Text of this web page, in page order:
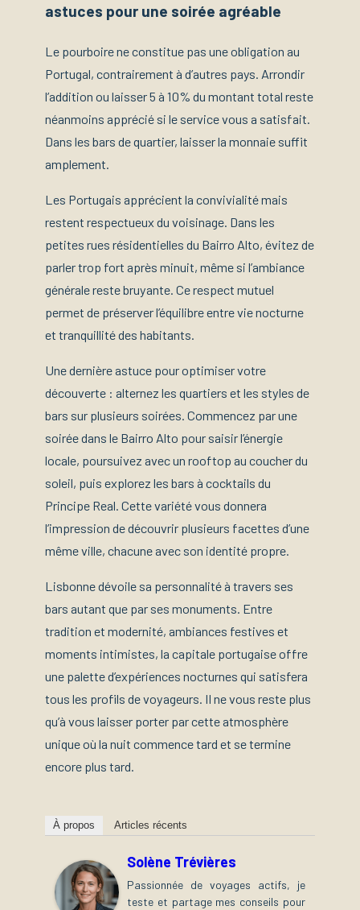
astuces pour une soirée agréable
Le pourboire ne constitue pas une obligation au
Portugal, contrairement à d’autres pays. Arrondir
l’addition ou laisser 5 à 10% du montant total reste
néanmoins apprécié si le service vous a satisfait.
Dans les bars de quartier, laisser la monnaie suffit
amplement.
Les Portugais apprécient la convivialité mais
restent respectueux du voisinage. Dans les
petites rues résidentielles du Bairro Alto, évitez de
parler trop fort après minuit, même si l’ambiance
générale reste bruyante. Ce respect mutuel
permet de préserver l’équilibre entre vie nocturne
et tranquillité des habitants.
Une dernière astuce pour optimiser votre
découverte : alternez les quartiers et les styles de
bars sur plusieurs soirées. Commencez par une
soirée dans le Bairro Alto pour saisir l’énergie
locale, poursuivez avec un rooftop au coucher du
soleil, puis explorez les bars à cocktails du
Principe Real. Cette variété vous donnera
l’impression de découvrir plusieurs facettes d’une
même ville, chacune avec son identité propre.
Lisbonne dévoile sa personnalité à travers ses
bars autant que par ses monuments. Entre
tradition et modernité, ambiances festives et
moments intimistes, la capitale portugaise offre
une palette d’expériences nocturnes qui satisfera
tous les profils de voyageurs. Il ne vous reste plus
qu’à vous laisser porter par cette atmosphère
unique où la nuit commence tard et se termine
encore plus tard.
À propos Articles récents
Solène Trévières
Passionnée de voyages actifs, je
teste et partage mes conseils pour